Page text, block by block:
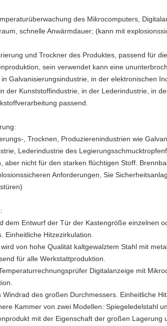
des Mikrocomputers,
schnelle Anwärmdauer; (kann mit
und Trockner des Produktes, passend für
sein verwendet kann eine
Galvanisierungsindustrie, in der elektronischen
der Kunststoffindustrie, in der Lederindustrie, in
passend.
, Trocknen, Produzierenindustrien wie
Lederindustrie des
aber nicht für den starken flüchtigen Stoff.
Anforderungen, Sie
dem Entwurf der Tür der Kastengröße einzelnen
Einheitliche Hitzezirkulation.
von hohe Qualität kaltgewalztem Stahl mit
für alle Werkstattproduktion.
Digitalanzeige mit
Windrad des großen Durchmessers. Einheitliche
Kammer von zwei Modellen: Spiegeledelstahl
mit der Eigenschaft der großen Lagerung